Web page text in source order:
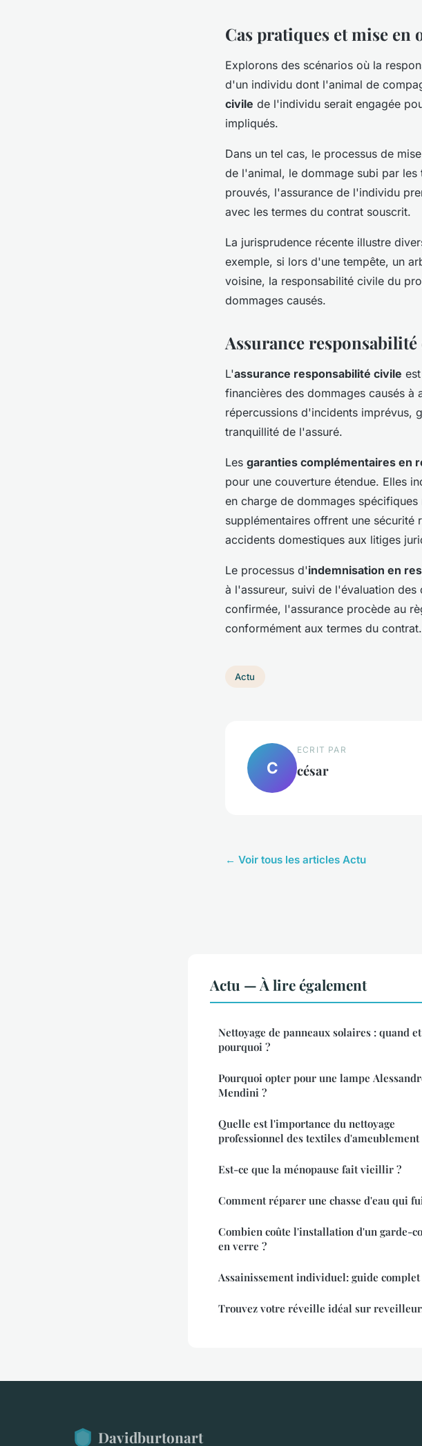
Cas pratiques et mise
Explorons des scénarios où la
d'un individu dont l'animal de
civile de l'individu serait engagée
impliqués.
Dans un tel cas, le processus de
de l'animal, le dommage subi par
prouvés, l'assurance de l'individu
avec les termes du contrat souscrit.
La jurisprudence récente illustre
exemple, si lors d'une tempête, un
voisine, la responsabilité civile du
dommages causés.
Assurance
L'assurance responsabilité civile
financières des dommages causés
répercussions d'incidents imprévus,
tranquillité de l'assuré.
Les garanties complémentaires en
pour une couverture étendue. Elles
en charge de dommages
supplémentaires offrent une sécurité
accidents domestiques aux litiges
Le processus d'indemnisation en
à l'assureur, suivi de l'évaluation
confirmée, l'assurance procède au
conformément aux termes du contrat.
Actu
C
ECRIT PAR
césar
← Voir tous les articles Actu
Actu — À lire également
Nettoyage de panneaux solaires : quand et
pourquoi ?
Pourquoi opter pour une lampe
Mendini ?
Quelle est l'importance du nettoyage
professionnel des textiles d'ameublement
Est-ce que la ménopause fait vieillir ?
Comment réparer une chasse d'eau qui
Combien coûte l'installation d'un garde-
en verre ?
Assainissement individuel: guide complet
Trouvez votre réveille idéal sur
Davidburtonart